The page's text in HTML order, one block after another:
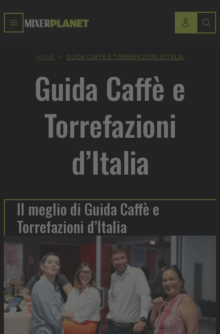
HOME > GUIDA CAFFÈ E TORREFAZIONI D’ITALIA
Guida Caffè e
Torrefazioni
d’Italia
Il meglio di Guida Caffè e
Torrefazioni d’Italia